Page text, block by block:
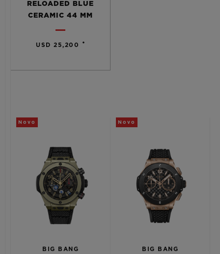
RELOADED BLUE
CERAMIC 44 MM
USD 25,200 •
Novo
BIG BANG
Novo
BIG BANG